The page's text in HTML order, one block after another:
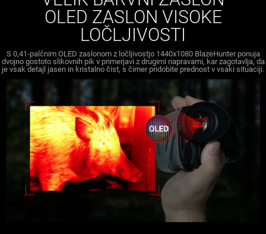
OLED ZASLON VISOKE
LOČLJIVOSTI
S 0,41-palčnim OLED zaslonom z ločljivostjo 1440x1080 BlazeHunter ponuja
dvojno gostoto slikovnih pik v primerjavi z drugimi napravami, kar zagotavlja, da
je vsak detajl jasen in kristalno čist, s čimer pridobite prednost v vsaki situaciji.